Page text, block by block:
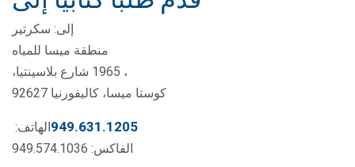
إلى: سكرتير
منطقة ميسا للمياه
كوستا ميسا، كاليفورنيا 92627
الهاتف:949.631.1205
الفاكس: 949.574.1036